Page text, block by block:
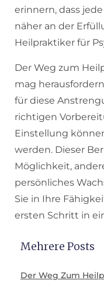
erinnern, dass
näher an der
Heilpraktiker für
Der Weg zum
mag
für diese
richtigen
Einstellung
werden. Dieser
Möglichkeit,
persönliches
Sie in Ihre
ersten Schritt in
Mehrere Posts
Der Weg Zum